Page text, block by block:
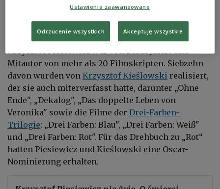
Cześć Jego pamięci.
14, 2026
Krzysztof Piesiewiczwar von Beruf Jurist und
Mitautor von mehr als 20 Filmskripten. Siebzehn
davon wurden von Krzysztof Kieślowski realisiert,
der sie auch miterverfasst hatte, darunter „Ohne
Ende", „Dekalog", „Das doppelte Leben von
Veronika" sowie die Filme der Drei-Farben-
Trilogie: „Drei Farben: Blau", „Drei Farben: Weiß"
und „Drei Farben: Rot". Für das Drehbuch zu „Rot“
hatten Piesiewicz und Kieślowski eine Oscar-
Nominierung erhalten.
Ustawienia zaawansowane
Odrzucenie wszystkich Akceptuję wszystkie